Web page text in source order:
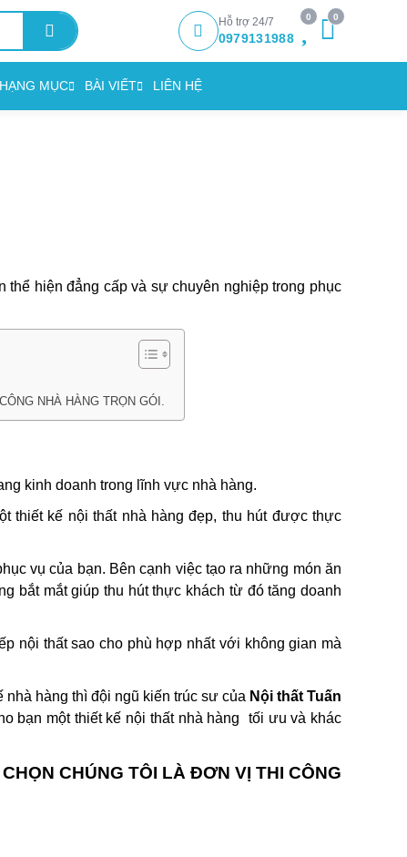
Hỗ trợ 24/7
0979131988
0 0
HẠNG MỤC BÀI VIẾT LIÊN HỆ
hiện đẳng cấp và sự chuyên nghiệp trong phục
NHÀ HÀNG TRỌN GÓI.
kinh doanh trong lĩnh vực nhà hàng.
thiết kế nội thất nhà hàng đẹp, thu hút được thực
vụ của bạn. Bên cạnh việc tạo ra những món ăn
bắt mắt giúp thu hút thực khách từ đó tăng doanh
nội thất sao cho phù hợp nhất với không gian mà
hàng thì đội ngũ kiến trúc sư của Nội thất Tuấn
bạn một thiết kế nội thất nhà hàng tối ưu và khác
CHÚNG TÔI LÀ ĐƠN VỊ THI CÔNG